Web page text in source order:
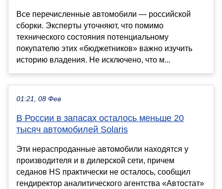
Все перечисленные автомобили — российской
сборки. Эксперты уточняют, что помимо
технического состояния потенциальному
покупателю этих «бюджетников» важно изучить
историю владения. Не исключено, что м...
01:21, 08 Фев
В России в запасах осталось меньше 20
тысяч автомобилей Solaris
Эти нераспроданные автомобили находятся у
производителя и в дилерской сети, причем
седанов HS практически не осталось, сообщил
гендиректор аналитического агентства «Автостат»